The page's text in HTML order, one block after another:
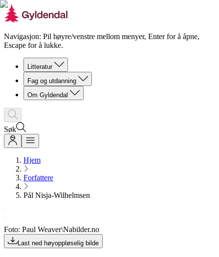
Navigasjon: Pil høyre/venstre mellom menyer, Enter for å åpne,
Escape for å lukke.
Litteratur
Fag og utdanning
Om Gyldendal
Søk
Hjem
Forfattere
Pål Nisja-Wilhelmsen
Foto: Paul Weaver\Nabilder.no
Last ned høyoppløselig bilde